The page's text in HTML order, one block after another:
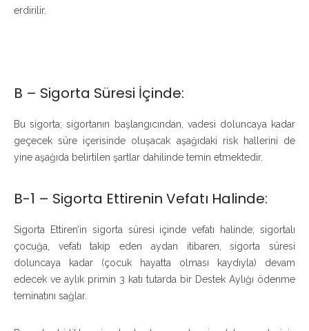
erdirilir.
B – Sigorta Süresi İçinde:
Bu sigorta; sigortanın başlangıcından, vadesi doluncaya kadar
geçecek süre içerisinde oluşacak aşağıdaki risk hallerini de
yine aşağıda belirtilen şartlar dahilinde temin etmektedir.
B-1 – Sigorta Ettirenin Vefatı Halinde:
Sigorta Ettiren’in sigorta süresi içinde vefatı halinde; sigortalı
çocuğa, vefatı takip eden aydan itibaren, sigorta süresi
doluncaya kadar (çocuk hayatta olması kaydıyla) devam
edecek ve aylık primin 3 katı tutarda bir Destek Aylığı ödenme
teminatını sağlar.